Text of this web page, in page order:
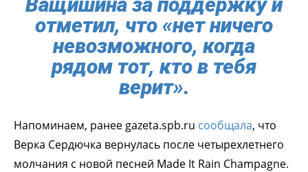
отметил, что «нет ничего
невозможного, когда
рядом тот, кто в тебя
верит».
Напоминаем, ранее gazeta.spb.ru сообщала, что
Верка Сердючка вернулась после четырехлетнего
молчания с новой песней Made It Rain Champagne.